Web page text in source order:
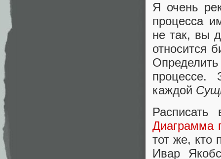
Я очень
процесса
не так, вы
относится
процессе.
каждой
Диаграмма
тот же, кто
Ивар